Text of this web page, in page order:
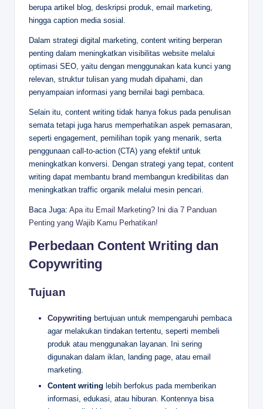
berupa artikel blog, deskripsi produk, email marketing,
hingga caption media sosial.
Dalam strategi digital marketing, content writing berperan
penting dalam meningkatkan visibilitas website melalui
optimasi SEO, yaitu dengan menggunakan kata kunci yang
relevan, struktur tulisan yang mudah dipahami, dan
penyampaian informasi yang bernilai bagi pembaca.
Selain itu, content writing tidak hanya fokus pada penulisan
semata tetapi juga harus memperhatikan aspek pemasaran,
seperti engagement, pemilihan topik yang menarik, serta
penggunaan call-to-action (CTA) yang efektif untuk
meningkatkan konversi. Dengan strategi yang tepat, content
writing dapat membantu brand membangun kredibilitas dan
meningkatkan traffic organik melalui mesin pencari.
Baca Juga: Apa itu Email Marketing? Ini dia 7 Panduan
Penting yang Wajib Kamu Perhatikan!
Perbedaan Content Writing dan
Copywriting
Tujuan
Copywriting bertujuan untuk mempengaruhi pembaca
agar melakukan tindakan tertentu, seperti membeli
produk atau menggunakan layanan. Ini sering
digunakan dalam iklan, landing page, atau email
marketing.
Content writing lebih berfokus pada memberikan
informasi, edukasi, atau hiburan. Kontennya bisa